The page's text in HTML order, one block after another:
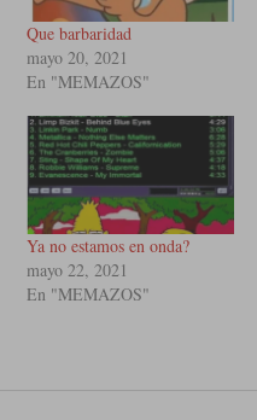
Que barbaridad
mayo 20, 2021
En "MEMAZOS"
Ya no estamos en onda?
mayo 22, 2021
En "MEMAZOS"